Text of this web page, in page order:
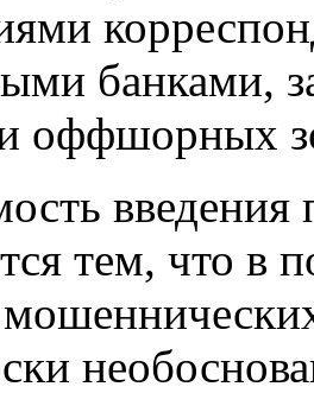
банками,
оффшорных
тем, что в